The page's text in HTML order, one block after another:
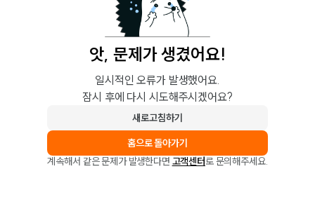
앗, 문제가 생겼어요!
일시적인 오류가 발생했어요.
잠시 후에 다시 시도해주시겠어요?
새로고침하기
홈으로 돌아가기
계속해서 같은 문제가 발생한다면 고객센터로 문의해주세요.